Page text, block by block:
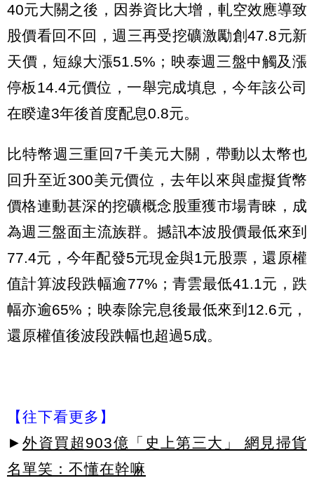
40元大關之後，因券資比大增，軋空效應導致
股價看回不回，週三再受挖礦激勵創47.8元新
天價，短線大漲51.5%；映泰週三盤中觸及漲
停板14.4元價位，一舉完成填息，今年該公司
在睽違3年後首度配息0.8元。
比特幣週三重回7千美元大關，帶動以太幣也
回升至近300美元價位，去年以來與虛擬貨幣
價格連動甚深的挖礦概念股重獲市場青睞，成
為週三盤面主流族群。撼訊本波股價最低來到
77.4元，今年配發5元現金與1元股票，還原權
值計算波段跌幅逾77%；青雲最低41.1元，跌
幅亦逾65%；映泰除完息後最低來到12.6元，
還原權值後波段跌幅也超過5成。
【往下看更多】
► 外資買超903億「史上第三大」 網見掃貨
名單笑：不懂在幹嘛